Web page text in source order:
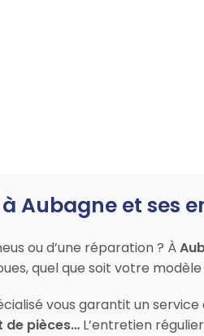
Aubagne et ses
ou d’une réparation ? À
quel que soit votre
vous garantit un service
de pièces… L’entretien